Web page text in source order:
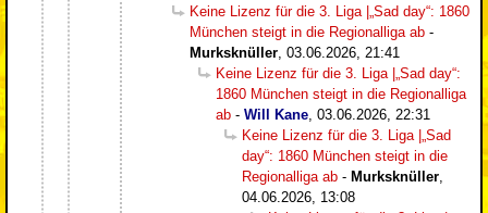
Keine Lizenz für die 3. Liga |„Sad day“: 1860
München steigt in die Regionalliga ab -
Murksknüller 03.06.2026, 21:41
Keine Lizenz für die 3. Liga |„Sad day“:
1860 München steigt in die Regionalliga
ab - Will Kane 03.06.2026, 22:31
Keine Lizenz für die 3. Liga |„Sad
day“: 1860 München steigt in die
Regionalliga ab - Murksknüller
04.06.2026, 13:08